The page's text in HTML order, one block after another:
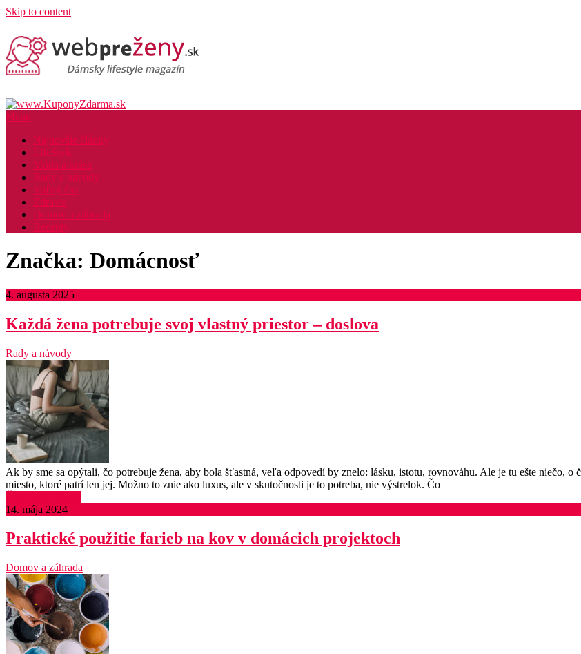
Skip to content
Menu
Najnovšie články
LifeStyle
Móda a krása
Rady a návody
Voľný čas
Zdravie
Domov a záhrada
Recepty
Značka: Domácnosť
4. augusta 2025
Každá žena potrebuje svoj vlastný priestor – doslova
Rady a návody
Ak by sme sa opýtali, čo potrebuje žena, aby bola šťastná, veľa odpovedí by znelo: lásku, istotu, rovnováhu. Ale je tu ešte niečo,
miesto, ktoré patrí len jej. Možno to znie ako luxus, ale v skutočnosti je to potreba, nie výstrelok. Čo
14. mája 2024
Praktické použitie farieb na kov v domácich projektoch
Domov a záhrada